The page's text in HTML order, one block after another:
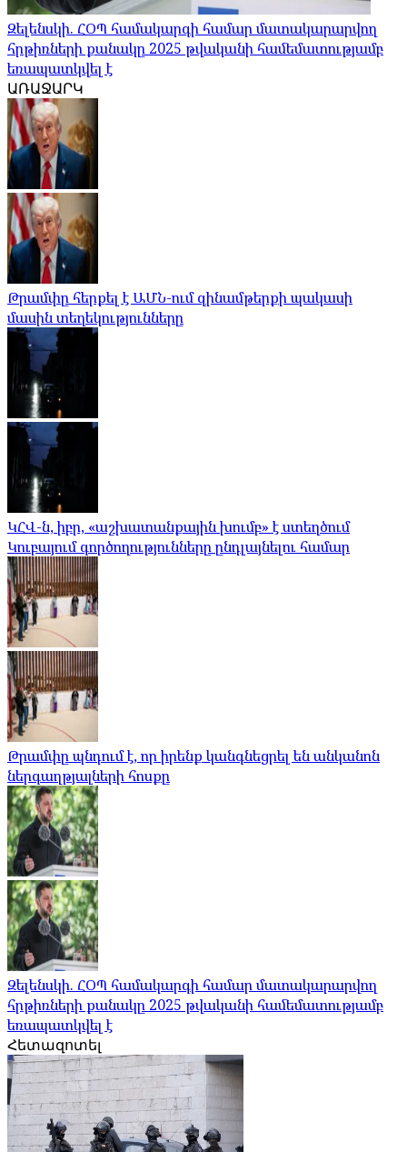
Զելենսկի. ՀՕՊ համակարգի համար մատակարարվող
հրթիռների քանակը 2025 թվականի համեմատությամբ
եռապատկվել է
ԱՌԱՋԱՐԿ
Թրամփը հերքել է ԱՄՆ-ում զինամթերքի պակասի
մասին տեղեկությունները
ԿՀՎ-ն, իբր, «աշխատանքային խումբ» է ստեղծում
Կուբայում գործողությունները ընդլայնելու համար
Թրամփը պնդում է, որ իրենք կանգնեցրել են անկանոն
ներգաղթյալների հոսքը
Զելենսկի. ՀՕՊ համակարգի համար մատակարարվող
հրթիռների քանակը 2025 թվականի համեմատությամբ
եռապատկվել է
Հետազոտել